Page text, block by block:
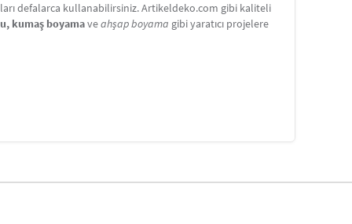
defalarca kullanabilirsiniz. Artikeldeko.com gibi kaliteli
kumaş boyamaveahşap boyama gibi yaratıcı projelere